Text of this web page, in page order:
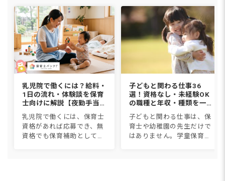
乳児院で働くには？給料・
1日の流れ・体験談を保育
士向けに解説【夜勤手当込
乳児院で働くには、保育士
資格があれば応募でき、無
資格でも保育補助として働
子どもと関わる仕事36
選！資格なし・未経験OK
の職種と年収・種類を一覧
子どもと関わる仕事は、保
育士や幼稚園の先生だけで
はありません。学童保育、